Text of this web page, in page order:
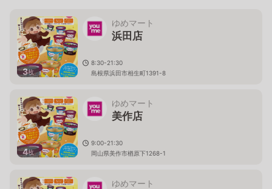
3枚
ゆめマート
浜田店
8:30-21:30
島根県浜田市相生町1391-8
4枚
ゆめマート
美作店
9:00-21:30
岡山県美作市楢原下1268-1
ゆめマート